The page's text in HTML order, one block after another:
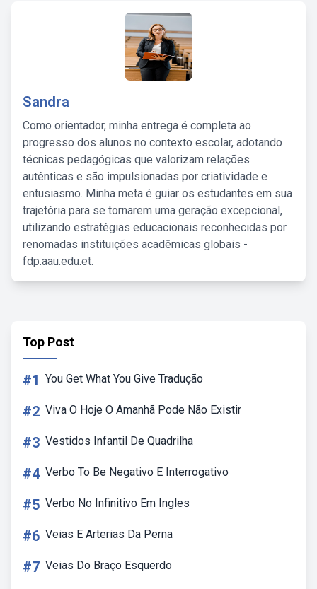
Sandra
Como orientador, minha entrega é completa ao
progresso dos alunos no contexto escolar, adotando
técnicas pedagógicas que valorizam relações
autênticas e são impulsionadas por criatividade e
entusiasmo. Minha meta é guiar os estudantes em sua
trajetória para se tornarem uma geração excepcional,
utilizando estratégias educacionais reconhecidas por
renomadas instituições acadêmicas globais -
fdp.aau.edu.et.
Top Post
#1 You Get What You Give Tradução
#2 Viva O Hoje O Amanhã Pode Não Existir
#3 Vestidos Infantil De Quadrilha
#4 Verbo To Be Negativo E Interrogativo
#5 Verbo No Infinitivo Em Ingles
#6 Veias E Arterias Da Perna
#7 Veias Do Braço Esquerdo